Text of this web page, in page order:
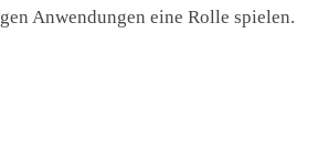
Anwendungen eine Rolle spielen.